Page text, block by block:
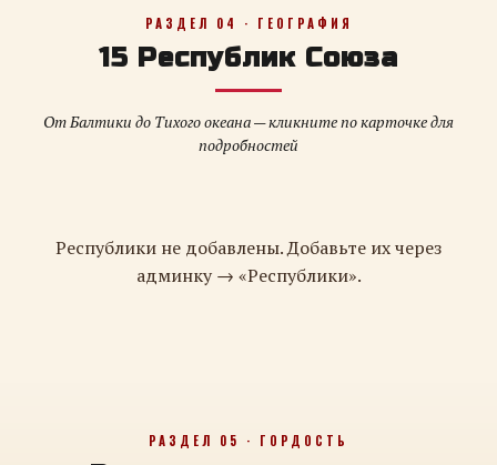
РАЗДЕЛ 04 · ГЕОГРАФИЯ
15 Республик Союза
От Балтики до Тихого океана — кликните по карточке для
подробностей
Республики не добавлены. Добавьте их через
админку → «Республики».
РАЗДЕЛ 05 · ГОРДОСТЬ